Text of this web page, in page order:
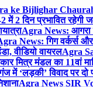
ke Bijlighar
2 दिन प्रभावित रहेगी
Agra News: आगरा
News: गिग वर्कर्स
वीडियो वायरलAgra
मित्र मंडल का 11वां
‘लड़की’ विवाद पर दो
Agra News SIR